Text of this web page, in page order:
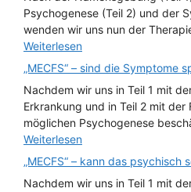
Psychogenese (Teil 2) und der
wenden wir uns nun der
Weiterlesen
„MECFS“ – sind die Symptome
Nachdem wir uns in Teil 1 mit
Erkrankung und in Teil 2 mit der
möglichen Psychogenese
Weiterlesen
„MECFS“ – kann das psychisch
Nachdem wir uns in Teil 1 mit